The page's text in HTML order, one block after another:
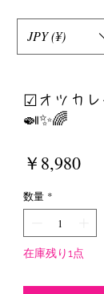
☑︎オツカレ
🍛✨🌈
￥8,980価
数量 *
在庫残り1点
JPY (¥)